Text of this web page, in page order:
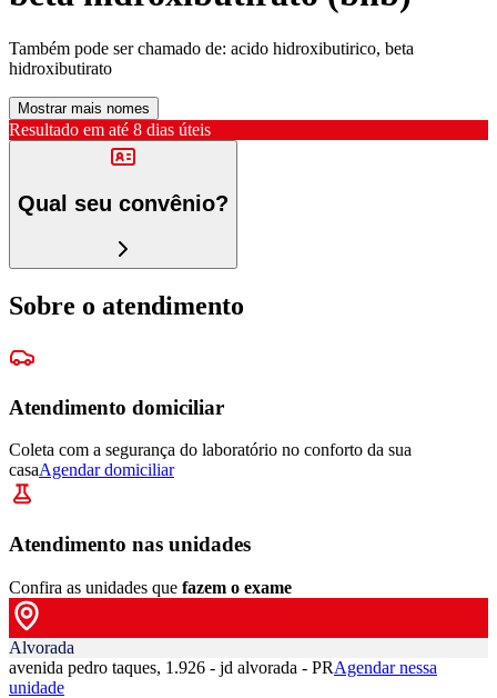
Também pode ser chamado de: acido hidroxibutirico, beta
hidroxibutirato
Mostrar mais nomes
Resultado em até 8 dias úteis
Qual seu convênio?
Sobre o atendimento
Atendimento domiciliar
Coleta com a segurança do laboratório no conforto da sua
casaAgendar domiciliar
Atendimento nas unidades
Confira as unidades que fazem o exame
Alvorada
avenida pedro taques, 1.926 - jd alvorada - PRAgendar nessa
unidade